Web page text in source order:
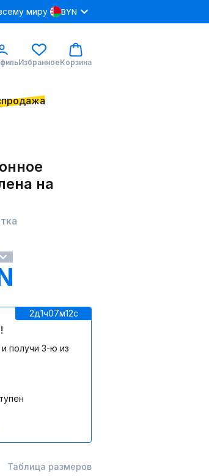
миру BYN
ИзбранноеКорзина
на
2д1ч07м12c
получи 3-ю из
Таблица размеров